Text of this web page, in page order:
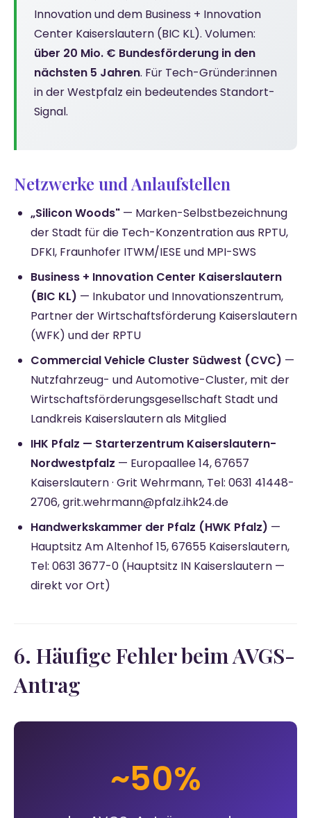
Innovation und dem Business + Innovation
Center Kaiserslautern (BIC KL). Volumen:
über 20 Mio. € Bundesförderung in den
nächsten 5 Jahren. Für Tech-Gründer:innen
in der Westpfalz ein bedeutendes Standort-
Signal.
Netzwerke und Anlaufstellen
„Silicon Woods" — Marken-Selbstbezeichnung
der Stadt für die Tech-Konzentration aus RPTU,
DFKI, Fraunhofer ITWM/IESE und MPI-SWS
Business + Innovation Center Kaiserslautern
(BIC KL) — Inkubator und Innovationszentrum,
Partner der Wirtschaftsförderung Kaiserslautern
(WFK) und der RPTU
Commercial Vehicle Cluster Südwest (CVC) —
Nutzfahrzeug- und Automotive-Cluster, mit der
Wirtschaftsförderungsgesellschaft Stadt und
Landkreis Kaiserslautern als Mitglied
IHK Pfalz — Starterzentrum Kaiserslautern-
Nordwestpfalz — Europaallee 14, 67657
Kaiserslautern · Grit Wehrmann, Tel: 0631 41448-
2706, grit.wehrmann@pfalz.ihk24.de
Handwerkskammer der Pfalz (HWK Pfalz) —
Hauptsitz Am Altenhof 15, 67655 Kaiserslautern,
Tel: 0631 3677-0 (Hauptsitz IN Kaiserslautern —
direkt vor Ort)
6. Häufige Fehler beim AVGS-
Antrag
~50%